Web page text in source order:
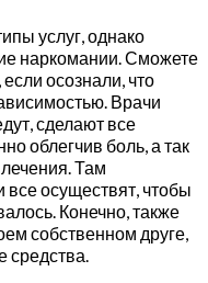
услуг, однако
наркомании. Сможете
осознали, что
Врачи
сделают все
облегчив боль, а так
Там
осуществят, чтобы
Конечно, также
собственном друге,
средства.